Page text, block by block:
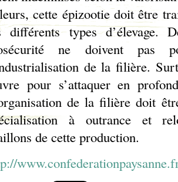
cette épizootie doit être
différents types d’élevage.
ne doivent pas
de la filière.
pour s’attaquer en
de la filière doit
à outrance et
de cette production.